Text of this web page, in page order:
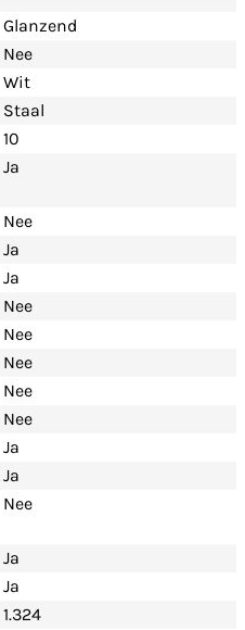
Glanzend
Nee
Wit
Staal
10
Ja
Nee
Ja
Ja
Nee
Nee
Nee
Nee
Nee
Ja
Ja
Nee
Ja
Ja
1.324